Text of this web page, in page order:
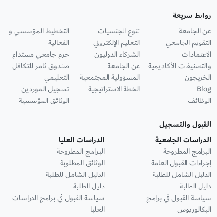
روابط سريعة
عن الجامعة
التقويم الجامعي
الاعتمادات
والتصنيفات الأكاديمية
الخريجون
Blog
الوظائف
تنوع الجنسيات
التعليم الإلكتروني
الشركاء الدوليون
عن الجامعة
المسؤولية المجتمعية
الخطة الاستراتيجية
التخطيط المؤسسي و
الفعالية
حرم جامعي مستدام
صندوق ثامر للتكافل
التعليمي
تسجيل الموردين
الوثائق المؤسسية
القبول والتسجيل
الدراسات الجامعية
البرامج المطروحة
إجراءات القبول العامة
الدليل الشامل للطلبة
دليل الطلبة
سياسة القبول في برامج
البكالوريوس
الدراسات العليا
البرامج المطروحة
الوثائق المطلوبة
الدليل الشامل للطلبة
دليل الطلبة
سياسة القبول في برامج الدراسات
العليا